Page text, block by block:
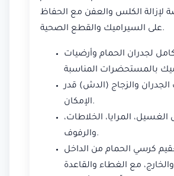
لإزالة الكلس والعفن مع الحفاظ
على السيراميك والقطع الصحية.
لجدران الحمام وأرضيات
الجدران والزجاج (الدش) قدر
الإمكان.
المرايا، الخلاطات،
والرفوف.
كرسي الحمام من الداخل